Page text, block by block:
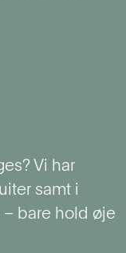
Vi har
samt i
bare hold øje